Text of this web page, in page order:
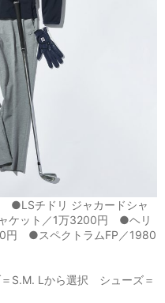
●LSチドリ ジャカードシャ
ケット／1万3200円 ●ヘリ
円 ●スペクトラムFP／1980
S.M. Lから選択 シューズ＝